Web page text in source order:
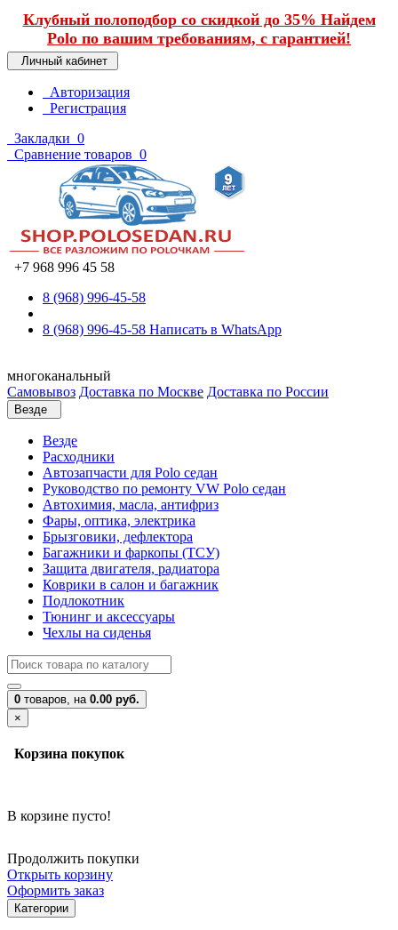
Клубный полоподбор со скидкой до 35% Найдем
Polo по вашим требованиям, с гарантией!
Личный кабинет
Авторизация
Регистрация
Закладки 0
Сравнение товаров 0
+7 968 996 45 58
8 (968) 996-45-58
8 (968) 996-45-58 Написать в WhatsApp
многоканальный
Самовывоз Доставка по Москве Доставка по России
Везде
Везде
Расходники
Автозапчасти для Polo седан
Руководство по ремонту VW Polo седан
Автохимия, масла, антифриз
Фары, оптика, электрика
Брызговики, дефлектора
Багажники и фаркопы (ТСУ)
Защита двигателя, радиатора
Коврики в салон и багажник
Подлокотник
Тюнинг и аксессуары
Чехлы на сиденья
0 товаров, на 0.00 руб.
×
Корзина покупок
В корзине пусто!
Продолжить покупки
Открыть корзину
Оформить заказ
Категории